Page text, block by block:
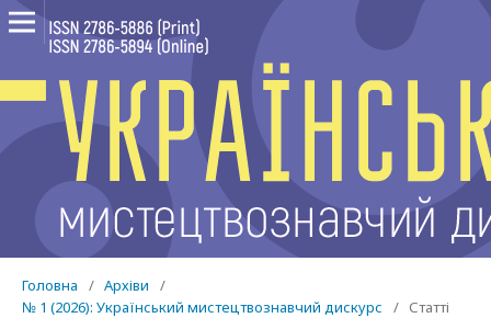
Головна / Архіви
/
№ 1 (2026): Український мистецтвознавчий дискурс
/ Статті